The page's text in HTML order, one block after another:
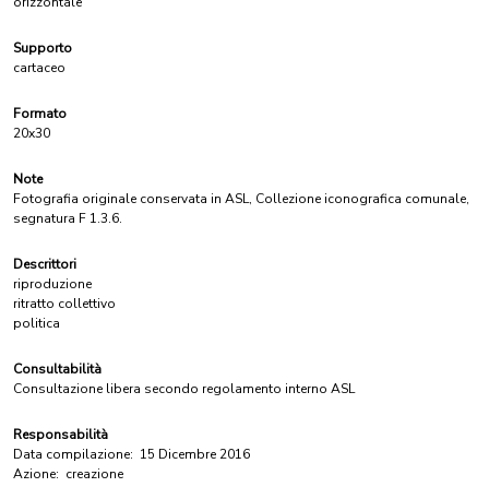
Supporto
cartaceo
Formato
20x30
Note
Fotografia originale conservata in ASL, Collezione iconografica comunale,
segnatura F 1.3.6.
Descrittori
riproduzione
ritratto collettivo
politica
Consultabilità
Consultazione libera secondo regolamento interno ASL
Responsabilità
Data compilazione: 15 Dicembre 2016
Azione: creazione